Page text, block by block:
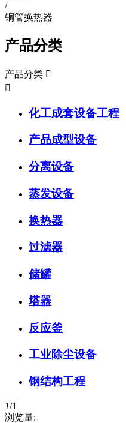
/
铜管换热器
产品分类
产品分类 

化工成套设备工程
产品成型设备
分离设备
蒸发设备
换热器
过滤器
储罐
塔器
反应釜
工业除尘设备
钢结构工程
1/1
浏览量: